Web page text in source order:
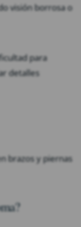
visión borrosa o
para
detalles
brazos y piernas